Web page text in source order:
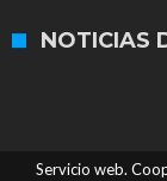
NOTICIAS
Servicio web.